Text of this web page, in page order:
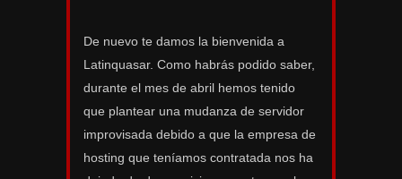
De nuevo te damos la bienvenida a
Latinquasar. Como habrás podido saber,
durante el mes de abril hemos tenido
que plantear una mudanza de servidor
improvisada debido a que la empresa de
hosting que teníamos contratada nos ha